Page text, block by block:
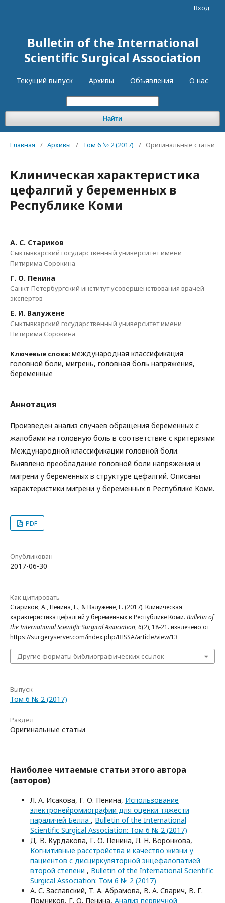
Bulletin of the International
Scientific Surgical Association
Текущий выпуск Архивы Объявления О нас
Найти
Вход
Главная / Архивы / Том 6 № 2 (2017) / Оригинальные статьи
Клиническая характеристика
цефалгий у беременных в
Республике Коми
А. С. Стариков
Сыктывкарский государственный университет имени
Питирима Сорокина
Г. О. Пенина
Санкт-Петербургский институт усовершенствования врачей-
экспертов
Е. И. Валужене
Сыктывкарский государственный университет имени
Питирима Сорокина
Ключевые слова: международная классификация
головной боли, мигрень, головная боль напряжения,
беременные
Аннотация
Произведен анализ случаев обращения беременных с
жалобами на головную боль в соответствие с критериями
Международной классификации головной боли.
Выявлено преобладание головной боли напряжения и
мигрени у беременных в структуре цефалгий. Описаны
характеристики мигрени у беременных в Республике Коми.
PDF
Опубликован
2017-06-30
Как цитировать
Стариков, А., Пенина, Г., & Валужене, Е. (2017). Клиническая
характеристика цефалгий у беременных в Республике Коми. Bulletin of
the International Scientific Surgical Association,6(2), 18-21. извлечено от
https://surgeryserver.com/index.php/BISSA/article/view/13
Другие форматы библиографических ссылок
Выпуск
Том 6 № 2 (2017)
Раздел
Оригинальные статьи
Наиболее читаемые статьи этого автора
(авторов)
Л. А. Исакова, Г. О. Пенина, Использование
электронейромиографии для оценки тяжести
параличей Белла , Bulletin of the International
Scientific Surgical Association: Том 6 № 2 (2017)
Д. В. Курдакова, Г. О. Пенина, Л. Н. Воронкова,
Когнитивные расстройства и качество жизни у
пациентов с дисциркуляторной энцефалопатией
второй степени , Bulletin of the International Scientific
Surgical Association: Том 6 № 2 (2017)
А. С. Заславский, Т. А. Абрамова, В. А. Сварич, В. Г.
Помников, Г. О. Пенина, Анализ первичной